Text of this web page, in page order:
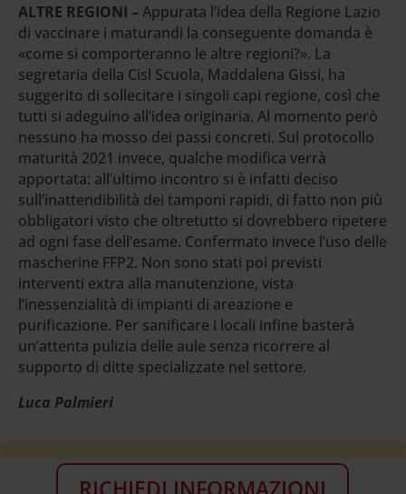
ALTRE REGIONI – Appurata l’idea della Regione Lazio
di vaccinare i maturandi la conseguente domanda è
«come si comporteranno le altre regioni?». La
segretaria della Cisl Scuola, Maddalena Gissi, ha
suggerito di sollecitare i singoli capi regione, così che
tutti si adeguino all’idea originaria. Al momento però
nessuno ha mosso dei passi concreti. Sul protocollo
maturità 2021 invece, qualche modifica verrà
apportata: all’ultimo incontro si è infatti deciso
sull’inattendibilità dei tamponi rapidi, di fatto non più
obbligatori visto che oltretutto si dovrebbero ripetere
ad ogni fase dell’esame. Confermato invece l’uso delle
mascherine FFP2. Non sono stati poi previsti
interventi extra alla manutenzione, vista
l’inessenzialità di impianti di areazione e
purificazione. Per sanificare i locali infine basterà
un’attenta pulizia delle aule senza ricorrere al
supporto di ditte specializzate nel settore.
Luca Palmieri